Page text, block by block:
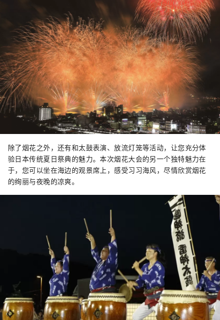
除了烟花之外，还有和太鼓表演、放流灯笼等活动，让您充分体
验日本传统夏日祭典的魅力。本次烟花大会的另一个独特魅力在
于，您可以坐在海边的观景席上，感受习习海风，尽情欣赏烟花
的绚丽与夜晚的凉爽。